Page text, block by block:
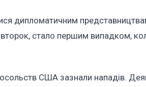
дипломатичним
стало першим випадком,
США зазнали нападів.